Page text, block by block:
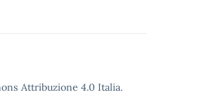
Attribuzione 4.0 Italia.